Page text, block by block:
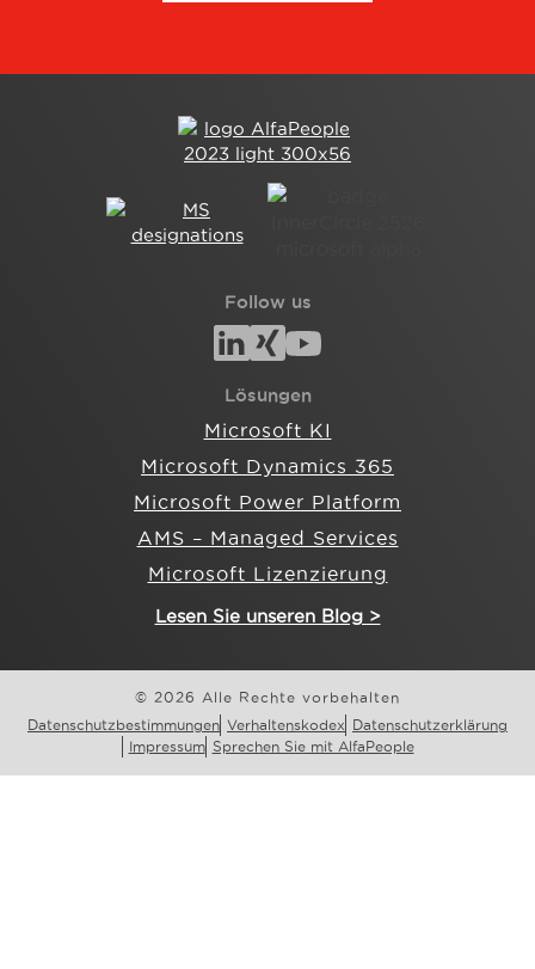
Follow us
Lösungen
Microsoft KI
Microsoft Dynamics 365
Microsoft Power Platform
AMS – Managed Services
Microsoft Lizenzierung
Lesen Sie unseren Blog >
© 2026 Alle Rechte vorbehalten
Datenschutzbestimmungen Verhaltenskodex
Datenschutzerklärung
Impressum Sprechen Sie mit AlfaPeople